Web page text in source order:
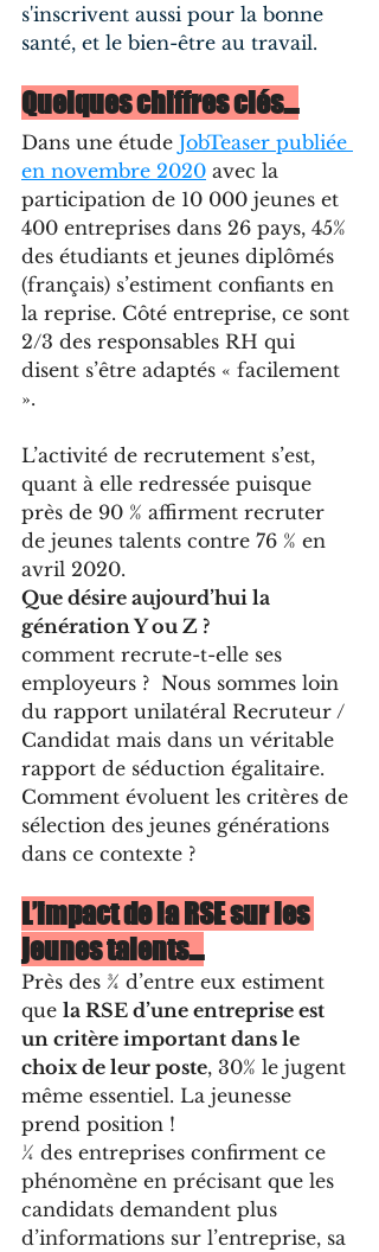
s'inscrivent aussi pour la bonne
santé, et le bien-être au travail.
Quelques chiffres clés…
Dans une étude JobTeaser publiée
en novembre 2020 avec la
participation de 10 000 jeunes et
400 entreprises dans 26 pays, 45%
des étudiants et jeunes diplômés
(français) s’estiment confiants en
la reprise. Côté entreprise, ce sont
2/3 des responsables RH qui
disent s’être adaptés « facilement
».
L’activité de recrutement s’est,
quant à elle redressée puisque
près de 90 % affirment recruter
de jeunes talents contre 76 % en
avril 2020.
Que désire aujourd’hui la
génération Y ou Z ?
comment recrute-t-elle ses
employeurs ?  Nous sommes loin
du rapport unilatéral Recruteur /
Candidat mais dans un véritable
rapport de séduction égalitaire.
Comment évoluent les critères de
sélection des jeunes générations
dans ce contexte ?
L’impact de la RSE sur les
jeunes talents…
Près des ¾ d’entre eux estiment
que la RSE d’une entreprise est
un critère important dans le
choix de leur poste, 30% le jugent
même essentiel. La jeunesse
prend position !
¼ des entreprises confirment ce
phénomène en précisant que les
candidats demandent plus
d’informations sur l’entreprise, sa